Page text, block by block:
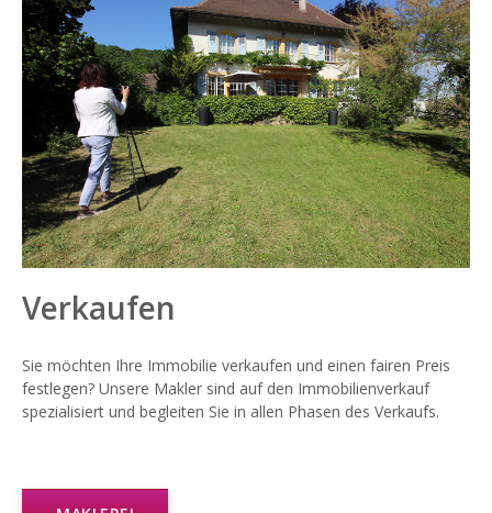
Verkaufen
Sie möchten Ihre Immobilie verkaufen und einen fairen Preis
festlegen? Unsere Makler sind auf den Immobilienverkauf
spezialisiert und begleiten Sie in allen Phasen des Verkaufs.